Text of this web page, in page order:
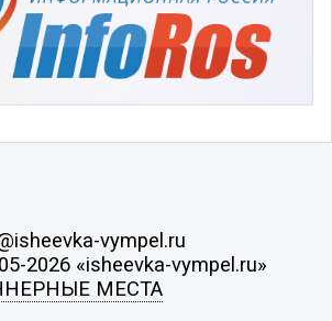
vympel.ru
2026 «isheevka-vympel.ru»
МЕСТА